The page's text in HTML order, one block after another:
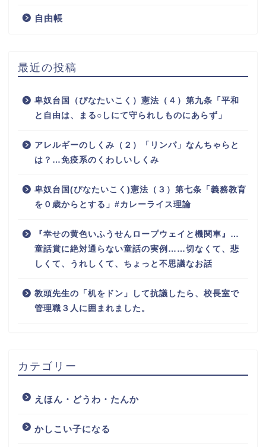
自由帳
最近の投稿
卑奴台国（ぴなたいこく）憲法（４）第九条「平和
と自由は、まる○しにて守られしものにあらず」
アレルギーのしくみ（２）「リンパ」なんちゃらと
は？…免疫系のくわしいしくみ
卑奴台国(ぴなたいこく)憲法（３）第七条「義務教育
を０歳からとする」#カレーライス理論
『幸せの黄色いふうせんロープウェイと機関車』…
童話賞に絶対通らない童話の実例……切なくて、悲
しくて、うれしくて、ちょっと不思議なお話
教頭先生の「机をドン」して抗議したら、校長室で
管理職３人に囲まれました。
カテゴリー
えほん・どうわ・たんか
かしこい子になる